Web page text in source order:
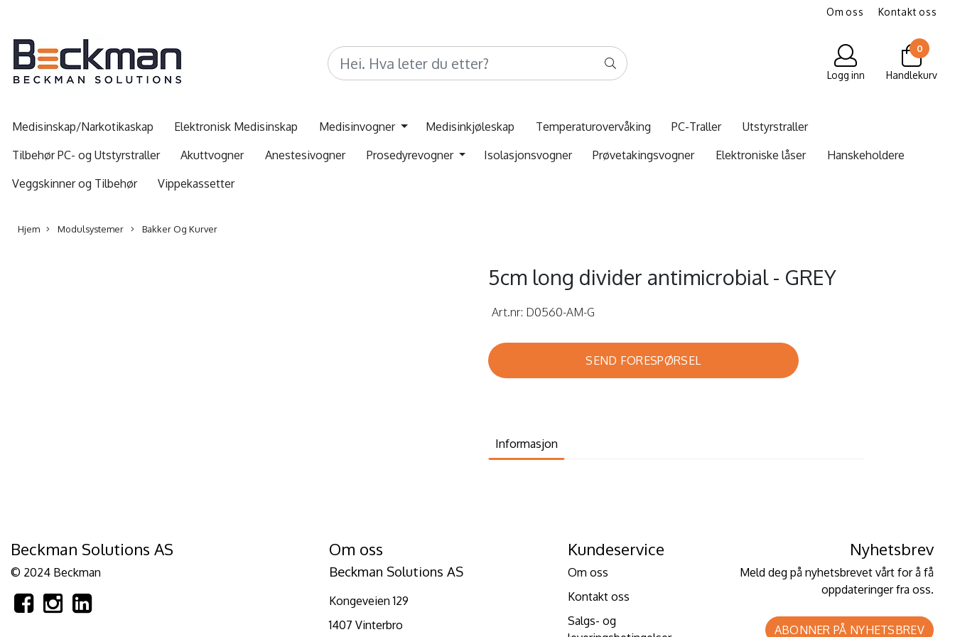
Om oss Kontakt oss
Logg inn
0
Handlekurv
Medisinskap/Narkotikaskap Elektronisk Medisinskap Medisinvogner Medisinkjøleskap Temperaturovervåking PC-Traller
Utstyrstraller
Tilbehør PC- og Utstyrstraller
Akuttvogner Anestesivogner Prosedyrevogner Isolasjonsvogner Prøvetakingsvogner Elektroniske låser
Hanskeholdere
Veggskinner og Tilbehør
Vippekassetter
Hjem Modulsystemer Bakker Og Kurver
5cm long divider antimicrobial - GREY
Art.nr: D0560-AM-G
SEND FORESPØRSEL
Informasjon
Beckman Solutions AS
© 2024 Beckman
Om oss
Beckman Solutions AS
Kongeveien 129
1407 Vinterbro
Kundeservice
Om oss
Kontakt oss
Salgs- og
Nyhetsbrev
Meld deg på nyhetsbrevet vårt for å få
oppdateringer fra oss.
ABONNER PÅ NYHETSBREV